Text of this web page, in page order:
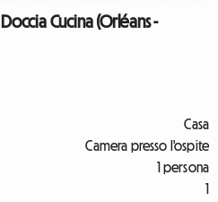
Cucina (Orléans -
Casa
Camera presso l'ospite
1 persona
1